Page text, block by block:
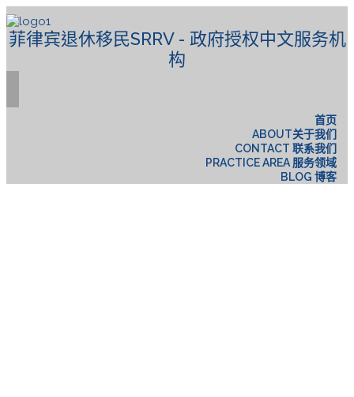
菲律宾退休移民SRRV - 政府授权中文服务机
构
首页
ABOUT关于我们
CONTACT 联系我们
PRACTICE AREA 服务领域
BLOG 博客